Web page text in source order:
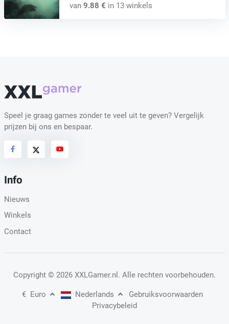
van 9.88 € in 13 winkels
Speel je graag games zonder te veel uit te geven? Vergelijk
prijzen bij ons en bespaar.
Info
Nieuws
Winkels
Contact
Copyright © 2026 XXLGamer.nl . Alle rechten voorbehouden.
€ Euro Nederlands
Gebruiksvoorwaarden
Privacybeleid